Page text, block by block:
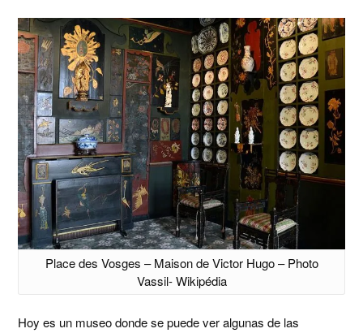
Place des Vosges – Maison de Victor Hugo – Photo
Vassil- Wikipédia
Hoy es un museo donde se puede ver algunas de las